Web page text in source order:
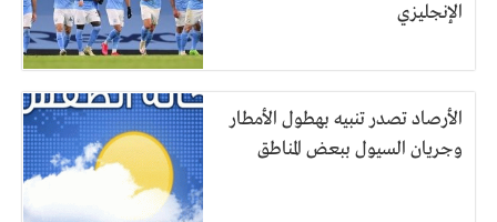
الإنجليزي
الأرصاد تصدر تنبيه بهطول الأمطار
وجريان السيول ببعض المناطق